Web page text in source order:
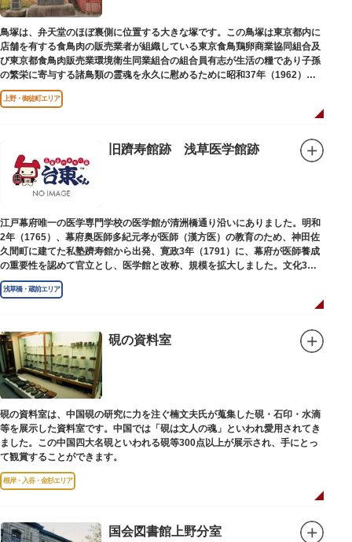
鳥塚は、弁天堂のほぼ裏側に位置する大きな塚です。この鳥塚は東京都内に
店舗を有する食鳥肉の販売業者が組織している東京食鳥鶏卵商業協同組合及
び東京都食鳥肉販売業環境衛生同業組合の組合員有志が生活の糧であり子孫
の繁栄に寄与する諸鳥類の霊魂を永久に慰めるために昭和37年（1962）に
建立されました。
上野・御徒町エリア
旧躋寿館跡 浅草医学館跡
江戸幕府唯一の医学専門学校の医学館が清洲橋通り沿いにありました。明和
2年（1765）、幕府奥医師多紀元孝が医師（漢方医）の教育のため、神田佐
久間町に建てた私塾躋寿館から出発、寛政3年（1791）に、幕府が医師養成
の重要性を認めて官立とし、医学館と改称、規模を拡大しました。文化3年
（1806）、大火に遭い焼失しましたが、同年に旧向柳原一丁目に移転、再建
されました。
弟育成をはかるなど、江戸時代後期から明治維新に至る日本の医学振興に貢
献しました。
※現在、この場所に「旧躋寿館跡 浅草医学館跡」に関する案内板や説明版
等は設置されておりません。
浅草橋・蔵前エリア
硯の資料室
硯の資料室は、中国硯の研究に力を注ぐ楠文夫氏が蒐集した硯・石印・水滴
等を展示した資料室です。中国では「硯は文人の魂」といわれ愛用されてき
ました。この中国四大名硯といわれる硯等300点以上が展示され、手にとっ
て観賞することができます。
根岸・入谷・金杉エリア
国会図書館上野分室